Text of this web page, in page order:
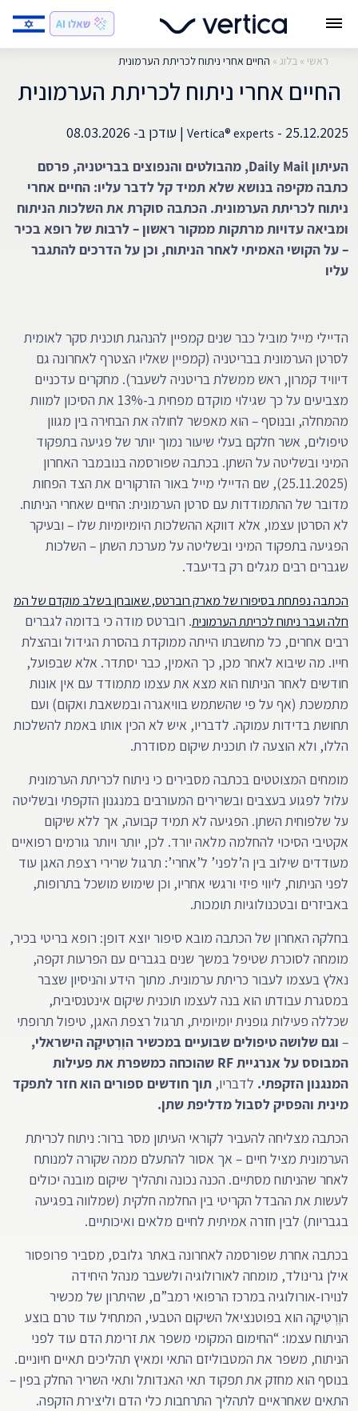
ראשי »בלוג » החיים אחרי ניתוח לכריתת הערמונית
החיים אחרי ניתוח לכריתת הערמונית
25.12.2025 -
Vertica® experts
| עודכן ב- 08.03.2026
העיתון Daily Mail, מהבולטים והנפוצים בבריטניה, פרסם
כתבה מקיפה בנושא שלא תמיד קל לדבר עליו: החיים אחרי
ניתוח לכריתת הערמונית. הכתבה סוקרת את השלכות הניתוח
ומביאה עדויות מרתקות ממקור ראשון – לרבות של רופא בכיר
– על הקושי האמיתי לאחר הניתוח, וכן על הדרכים להתגבר
עליו
הדיילי מייל מוביל כבר שנים קמפיין להנהגת תוכנית סקר לאומית
לסרטן הערמונית בבריטניה (קמפיין שאליו הצטרף לאחרונה גם
דיוויד קמרון, ראש ממשלת בריטניה לשעבר). מחקרים עדכניים
מצביעים על כך שגילוי מוקדם מפחית ב-13% את הסיכון למוות
מהמחלה, ובנוסף – הוא מאפשר לחולה את הבחירה בין מגוון
טיפולים, אשר חלקם בעלי שיעור נמוך יותר של פגיעה בתפקוד
המיני ובשליטה על השתן. בכתבה שפורסמה בנובמבר האחרון
(25.11.2025), שם הדיילי מייל באור הזרקורים את הצד הפחות
מדובר של ההתמודדות עם סרטן הערמונית: החיים שאחרי הניתוח.
לא הסרטן עצמו, אלא דווקא ההשלכות היומיומיות שלו – ובעיקר
הפגיעה בתפקוד המיני ובשליטה על מערכת השתן – השלכות
שגברים רבים מגלים רק בדיעבד.
הכתבה נפתחת בסיפורו של מארק רוברטס, שאובחן בשלב מוקדם של המ
חלה ועבר ניתוח לכריתת הערמונית. רוברטס מודה כי בדומה לגברים
רבים אחרים, כל מחשבתו הייתה ממוקדת בהסרת הגידול ובהצלת
חייו. מה שיבוא לאחר מכן, כך האמין, כבר יסתדר. אלא שבפועל,
חודשים לאחר הניתוח הוא מצא את עצמו מתמודד עם אין אונות
מתמשכת (אף על פי שהשתמש בוויאגרה ובמשאבת ואקום) ועם
תחושת בדידות עמוקה. לדבריו, איש לא הכין אותו באמת להשלכות
הללו, ולא הוצעה לו תוכנית שיקום מסודרת.
מומחים המצוטטים בכתבה מסבירים כי ניתוח לכריתת הערמונית
עלול לפגוע בעצבים ובשרירים המעורבים במנגנון הזקפתי ובשליטה
על שלפוחית השתן. הפגיעה לא תמיד קבועה, אך ללא שיקום
אקטיבי הסיכוי להחלמה מלאה יורד. לכן, יותר ויותר גורמים רפואיים
מעודדים שילוב בין ה’לפני’ ל’אחרי’: תרגול שרירי רצפת האגן עוד
לפני הניתוח, ליווי פיזי ורגשי אחריו, וכן שימוש מושכל בתרופות,
באביזרים ובטכנולוגיות תומכות.
בחלקה האחרון של הכתבה מובא סיפור יוצא דופן: רופא בריטי בכיר,
מומחה לסוכרת שטיפל במשך שנים בגברים עם הפרעות זקפה,
נאלץ בעצמו לעבור כריתת ערמונית. מתוך הידע והניסיון שצבר
במסגרת עבודתו הוא בנה לעצמו תוכנית שיקום אינטנסיבית,
שכללה פעילות גופנית יומיומית, תרגול רצפת האגן, טיפול תרופתי
– וגם שלושה טיפולים שבועיים במכשיר הוֶרְטִיקָה הישראלי,
המבוסס על אנרגיית RF שהוכחה כמשפרת את פעילות
המנגנון הזקפתי. לדבריו, תוך חודשים ספורים הוא חזר לתפקד
מינית והפסיק לסבול מדליפת שתן.
הכתבה מצליחה להעביר לקוראי העיתון מסר ברור: ניתוח לכריתת
הערמונית מציל חיים – אך אסור להתעלם ממה שקורה למנותח
לאחר שהניתוח מסתיים. הכנה נכונה ותהליך שיקום מובנה יכולים
לעשות את ההבדל הקריטי בין החלמה חלקית (שמלווה בפגיעה
בגבריות) לבין חזרה אמיתית לחיים מלאים ואיכותיים.
בכתבה אחרת שפורסמה לאחרונה באתר גלובס, מסביר פרופסור
אילן גרינולד, מומחה לאורולוגיה ולשעבר מנהל היחידה
לנוירו-אורולוגיה במרכז הרפואי רמב”ם, שהיתרון של מכשיר
הוֶרְטִיקָה הוא בפוטנציאל השיקום הטבעי, המתחיל עוד טרם בוצע
הניתוח עצמו: “החימום המקומי משפר את זרימת הדם עוד לפני
הניתוח, משפר את המטבוליזם התאי ומאיץ תהליכים תאיים חיוניים.
בנוסף הוא מחזק את תפקוד תאי האנדותל ותאי השריר החלק בפין –
התאים שאחראיים לתהליך התרחבות כלי הדם וליצירת הזקפה.